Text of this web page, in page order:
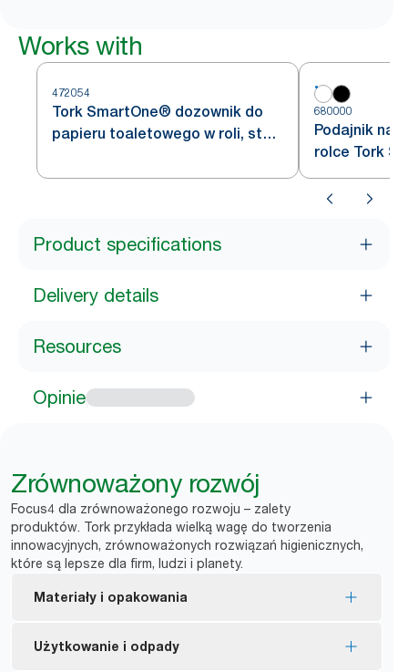
Works with
472054
Tork SmartOne® dozownik do
papieru toaletowego w roli, stal
680000
Podajnik na
rolce Tork
Product specifications
Delivery details
Resources
Opinie
Zrównoważony rozwój
Focus4 dla zrównoważonego rozwoju – zalety
produktów. Tork przykłada wielką wagę do tworzenia
innowacyjnych, zrównoważonych rozwiązań higienicznych,
które są lepsze dla firm, ludzi i planety.
Materiały i opakowania
Wkłady z certyfikatem EU Ecolabel – mniejszy
Użytkowanie i odpady